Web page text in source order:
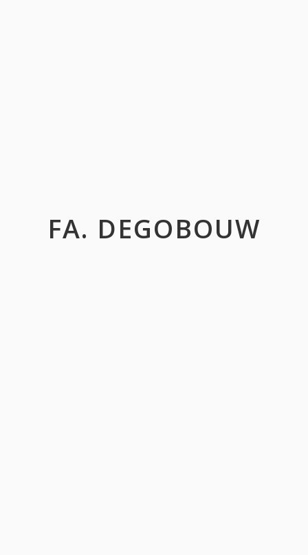
FA. DEGOBOUW